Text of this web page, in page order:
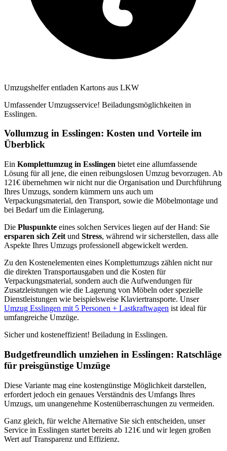
Umzugshelfer entladen Kartons aus LKW
Umfassender Umzugsservice! Beiladungsmöglichkeiten in
Esslingen.
Vollumzug in Esslingen: Kosten und Vorteile im
Überblick
Ein Komplettumzug in Esslingen bietet eine allumfassende
Lösung für all jene, die einen reibungslosen Umzug bevorzugen. Ab
121€ übernehmen wir nicht nur die Organisation und Durchführung
Ihres Umzugs, sondern kümmern uns auch um
Verpackungsmaterial, den Transport, sowie die Möbelmontage und
bei Bedarf um die Einlagerung.
Die Pluspunkte eines solchen Services liegen auf der Hand: Sie
ersparen sich Zeit und Stress, während wir sicherstellen, dass alle
Aspekte Ihres Umzugs professionell abgewickelt werden.
Zu den Kostenelementen eines Komplettumzugs zählen nicht nur
die direkten Transportausgaben und die Kosten für
Verpackungsmaterial, sondern auch die Aufwendungen für
Zusatzleistungen wie die Lagerung von Möbeln oder spezielle
Dienstleistungen wie beispielsweise Klaviertransporte. Unser
Umzug Esslingen mit 5 Personen + Lastkraftwagen ist ideal für
umfangreiche Umzüge.
Sicher und kosteneffizient! Beiladung in Esslingen.
Budgetfreundlich umziehen in Esslingen: Ratschläge
für preisgünstige Umzüge
Diese Variante mag eine kostengünstige Möglichkeit darstellen,
erfordert jedoch ein genaues Verständnis des Umfangs Ihres
Umzugs, um unangenehme Kostenüberraschungen zu vermeiden.
Ganz gleich, für welche Alternative Sie sich entscheiden, unser
Service in Esslingen startet bereits ab 121€ und wir legen großen
Wert auf Transparenz und Effizienz.